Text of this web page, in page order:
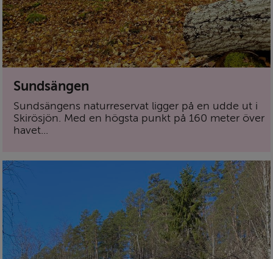
Sundsängen
Sundsängens naturreservat ligger på en udde ut i
Skirösjön. Med en högsta punkt på 160 meter över
havet...